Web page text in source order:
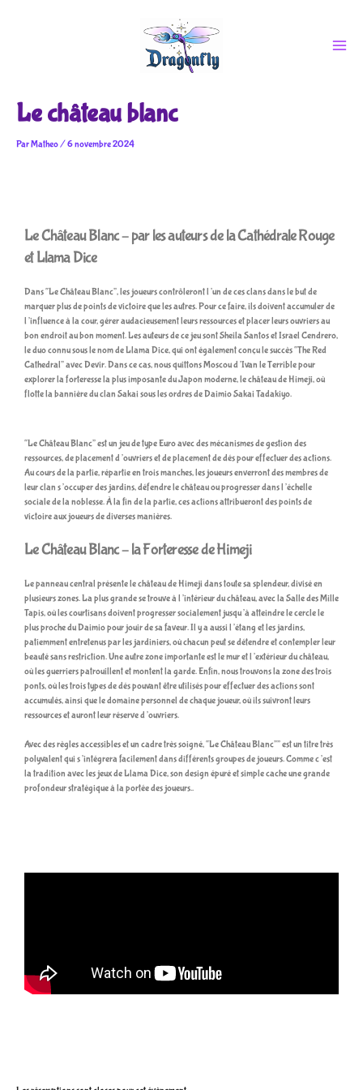
Le château blanc
ParMatheo/6 novembre 2024
Le Château Blanc – par les auteurs de la Cathédrale Rouge
et Llama Dice
Dans “Le Château Blanc”, les joueurs contrôleront l’un de ces clans dans le but de
marquer plus de points de victoire que les autres. Pour ce faire, ils doivent accumuler de
l’influence à la cour, gérer audacieusement leurs ressources et placer leurs ouvriers au
bon endroit au bon moment. Les auteurs de ce jeu sont Sheila Santos et Israel Cendrero,
le duo connu sous le nom de Llama Dice, qui ont également conçu le succès “The Red
Cathedral” avec Devir. Dans ce cas, nous quittons Moscou d’Ivan le Terrible pour
explorer la forteresse la plus imposante du Japon moderne, le château de Himeji, où
flotte la bannière du clan Sakai sous les ordres de Daimio Sakai Tadakiyo.
“Le Château Blanc” est un jeu de type Euro avec des mécanismes de gestion des
ressources, de placement d’ouvriers et de placement de dés pour effectuer des actions.
Au cours de la partie, répartie en trois manches, les joueurs enverront des membres de
leur clan s’occuper des jardins, défendre le château ou progresser dans l’échelle
sociale de la noblesse. À la fin de la partie, ces actions attribueront des points de
victoire aux joueurs de diverses manières.
Le Château Blanc – la Forteresse de Himeji
Le panneau central présente le château de Himeji dans toute sa splendeur, divisé en
plusieurs zones. La plus grande se trouve à l’intérieur du château, avec la Salle des Mille
Tapis, où les courtisans doivent progresser socialement jusqu’à atteindre le cercle le
plus proche du Daimio pour jouir de sa faveur. Il y a aussi l’étang et les jardins,
patiemment entretenus par les jardiniers, où chacun peut se détendre et contempler leur
beauté sans restriction. Une autre zone importante est le mur et l’extérieur du château,
où les guerriers patrouillent et montent la garde. Enfin, nous trouvons la zone des trois
ponts, où les trois types de dés pouvant être utilisés pour effectuer des actions sont
accumulés, ainsi que le domaine personnel de chaque joueur, où ils suivront leurs
ressources et auront leur réserve d’ouvriers.
Avec des règles accessibles et un cadre très soigné, “Le Château Blanc”” est un titre très
polyvalent qui s’intégrera facilement dans différents groupes de joueurs. Comme c’est
la tradition avec les jeux de Llama Dice, son design épuré et simple cache une grande
profondeur stratégique à la portée des joueurs..